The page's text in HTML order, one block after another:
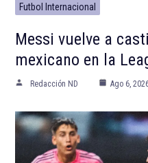
Futbol Internacional
Messi vuelve a
mexicano en la
Redacción ND Ago 6,